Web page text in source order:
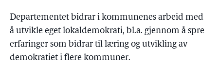
Departementet bidrar i kommunenes arbeid med
å utvikle eget lokaldemokrati, bl.a. gjennom å spre
erfaringer som bidrar til læring og utvikling av
demokratiet i flere kommuner.